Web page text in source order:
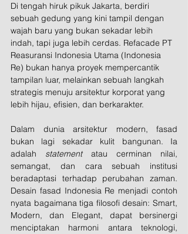
Di tengah hiruk pikuk Jakarta, berdiri
sebuah gedung yang kini tampil dengan
wajah baru yang bukan sekadar lebih
indah, tapi juga lebih cerdas. Refacade PT
Reasuransi Indonesia Utama (Indonesia
Re) bukan hanya proyek mempercantik
tampilan luar, melainkan sebuah langkah
strategis menuju arsitektur korporat yang
lebih hijau, efisien, dan berkarakter.
Dalam dunia arsitektur modern, fasad
bukan lagi sekadar kulit bangunan. Ia
adalah statement atau cerminan nilai,
semangat, dan cara sebuah institusi
beradaptasi terhadap perubahan zaman.
Desain fasad Indonesia Re menjadi contoh
nyata bagaimana tiga filosofi desain: Smart,
Modern, dan Elegant, dapat bersinergi
menciptakan harmoni antara teknologi,